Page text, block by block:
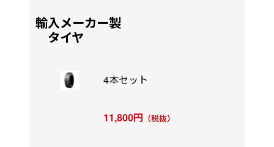
輸入メーカー製
タイヤ
4本セット
11,800円 （税抜）